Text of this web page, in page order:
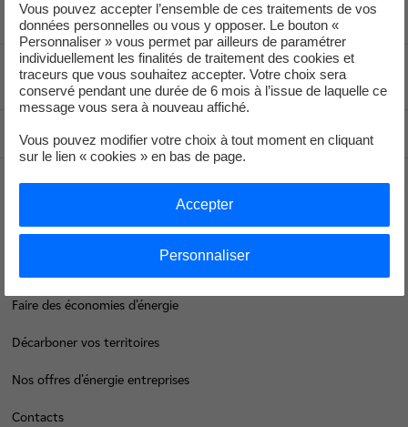
Voir le fil d'ariane
Haut de page
Groupe
Faire des économies d’énergie
Décarboner vos territoires
Nos offres d’énergie entreprises
Contacts
Vous pouvez accepter l’ensemble de ces traitements de vos
données personnelles ou vous y opposer. Le bouton «
Personnaliser » vous permet par ailleurs de paramétrer
individuellement les finalités de traitement des cookies et
traceurs que vous souhaitez accepter. Votre choix sera
conservé pendant une durée de 6 mois à l’issue de laquelle ce
message vous sera à nouveau affiché.
Vous pouvez modifier votre choix à tout moment en cliquant
sur le lien « cookies » en bas de page.
Personnaliser
Accepter